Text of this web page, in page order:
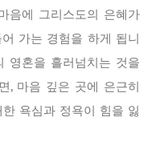
음에 그리스도의 은혜가
가는 경험을 하게 됩니
영혼을 흘러넘치는 것을
, 마음 깊은 곳에 은근히
욕심과 정욕이 힘을 잃